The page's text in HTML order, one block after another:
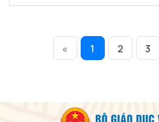
« 1 2 3